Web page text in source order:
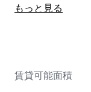
もっと見る
賃貸可能面積